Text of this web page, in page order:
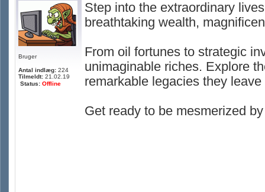
Bruger
Antal indlæg: 224
Tilmeldt: 21.02.19
Status: Offline
Step into the extraordinary
breathtaking wealth,
From oil fortunes to strategic
unimaginable riches. Explore
remarkable legacies they leave
Get ready to be mesmerized